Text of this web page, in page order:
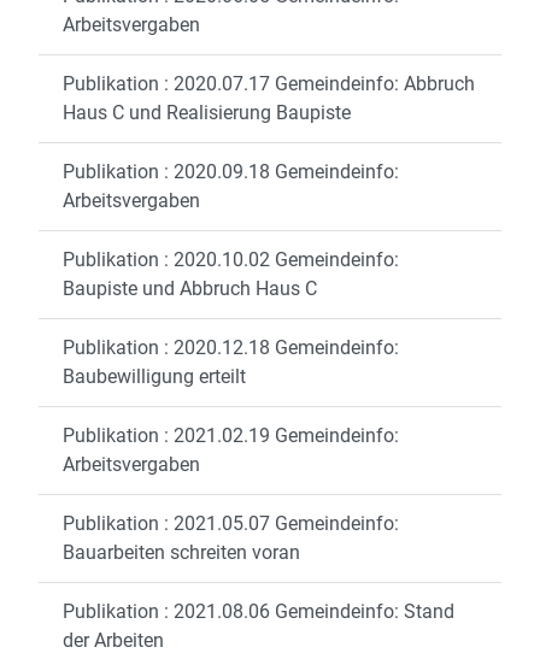
Arbeitsvergaben
Publikation : 2020.07.17 Gemeindeinfo: Abbruch
Haus C und Realisierung Baupiste
Publikation : 2020.09.18 Gemeindeinfo:
Arbeitsvergaben
Publikation : 2020.10.02 Gemeindeinfo:
Baupiste und Abbruch Haus C
Publikation : 2020.12.18 Gemeindeinfo:
Baubewilligung erteilt
Publikation : 2021.02.19 Gemeindeinfo:
Arbeitsvergaben
Publikation : 2021.05.07 Gemeindeinfo:
Bauarbeiten schreiten voran
Publikation : 2021.08.06 Gemeindeinfo: Stand
der Arbeiten